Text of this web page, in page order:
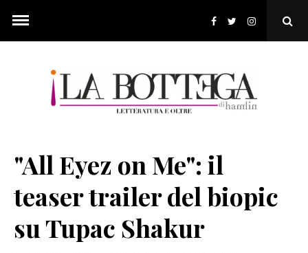
content
"All Eyez on Me": il
teaser trailer del biopic
su Tupac Shakur